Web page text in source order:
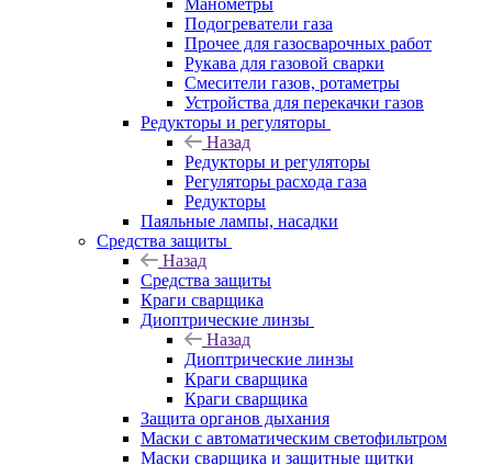
Манометры
Подогреватели газа
Прочее для газосварочных работ
Рукава для газовой сварки
Смесители газов, ротаметры
Устройства для перекачки газов
Редукторы и регуляторы
Назад
Редукторы и регуляторы
Регуляторы расхода газа
Редукторы
Паяльные лампы, насадки
Средства защиты
Назад
Средства защиты
Краги сварщика
Диоптрические линзы
Назад
Диоптрические линзы
Краги сварщика
Краги сварщика
Защита органов дыхания
Маски с автоматическим светофильтром
Маски сварщика и защитные щитки